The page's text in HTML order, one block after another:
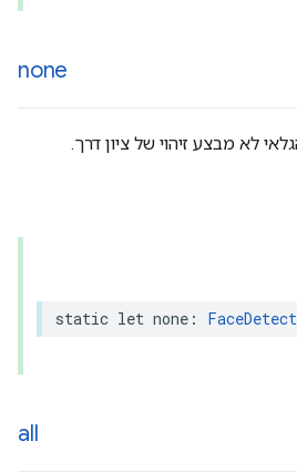
none
לא מבצע זיהוי של ציון דרך.
static let none :
all